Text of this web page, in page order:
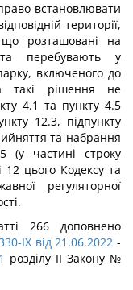
встановлювати
території,
що розташовані на
та перебувають у
включеного до
такі рішення не
4.1 та пункту 4.5
12.3, підпункту
та набрання
(у частині строку
12 цього Кодексу та
регуляторної
266 доповнено
IX від 21.06.2022 -
розділу ІІ Закону №